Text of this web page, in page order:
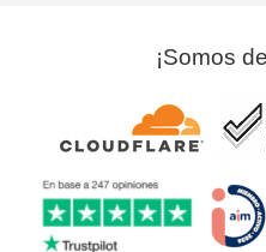
¡Somos